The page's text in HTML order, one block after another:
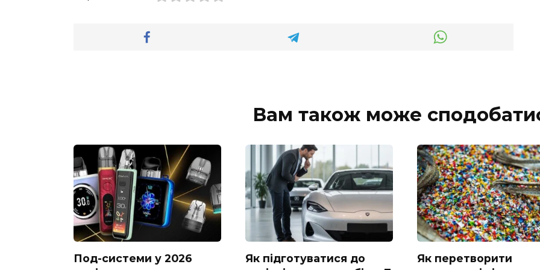
Вам також може
Под-системи у 2026
Як підготуватися до
Як перетворити